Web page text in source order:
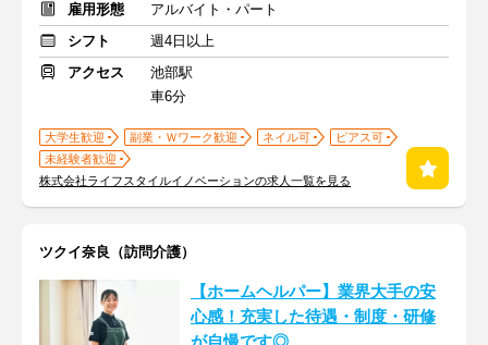
雇用形態
アルバイト・パート
シフト
週4日以上
アクセス
池部駅
車6分
大学生歓迎 副業・Ｗワーク歓迎 ネイル可
ピアス可
未経験者歓迎
株式会社ライフスタイルイノベーションの求人一覧を見る
ツクイ奈良（訪問介護）
【ホームヘルパー】業界大手の安
心感！充実した待遇・制度・研修